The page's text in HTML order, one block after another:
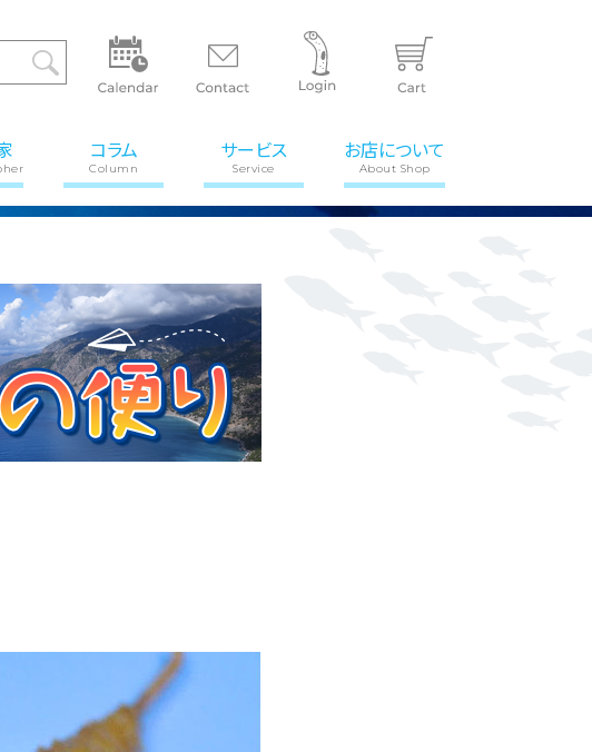
コラム
Column
サービス
Service
お店について
About Shop